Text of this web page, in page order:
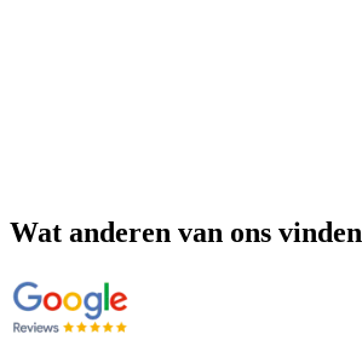
Wat anderen van ons vinden